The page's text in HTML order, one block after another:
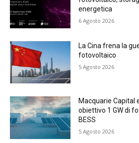
energetica
6 Agosto 2026
La Cina frena la
fotovoltaico
5 Agosto 2026
Macquarie Capital
obiettivo 1 GW di
BESS
5 Agosto 2026